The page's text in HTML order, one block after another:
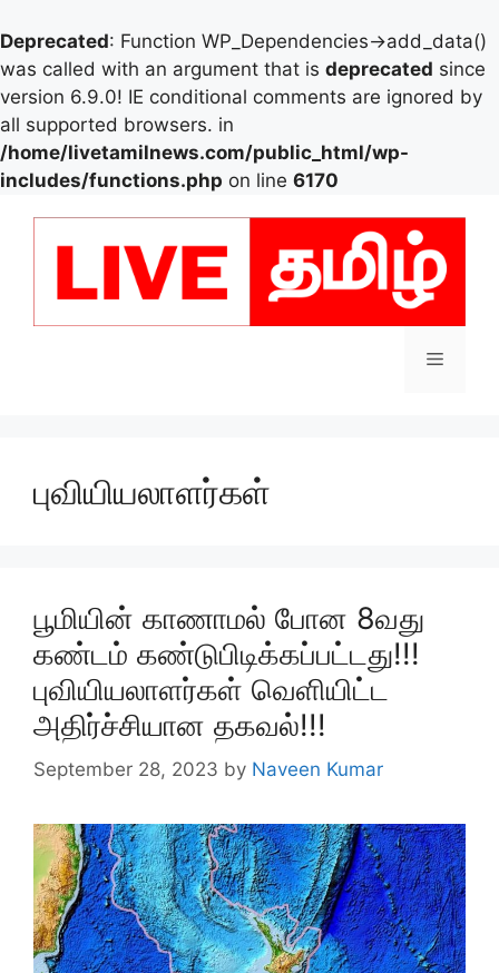
Deprecated: Function WP_Dependencies->add_data()
was called with an argument that is deprecated since
version 6.9.0! IE conditional comments are ignored by
all supported browsers. in
/home/livetamilnews.com/public_html/wp-
includes/functions.php on line 6170
Menu
புவியியலாளர்கள்
பூமியின் காணாமல் போன 8வது
கண்டம் கண்டுபிடிக்கப்பட்டது!!!
புவியியலாளர்கள் வெளியிட்ட
அதிர்ச்சியான தகவல்!!!
September 28, 2023 by Naveen Kumar